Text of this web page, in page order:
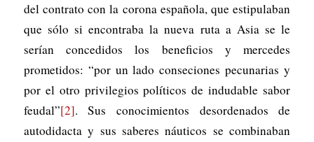
del contrato con la corona española, que estipulaban
que sólo si encontraba la nueva ruta a Asia se le
serían concedidos los beneficios y mercedes
prometidos: “por un lado conseciones pecunarias y
por el otro privilegios políticos de indudable sabor
feudal”[2]. Sus conocimientos desordenados de
autodidacta y sus saberes náuticos se combinaban